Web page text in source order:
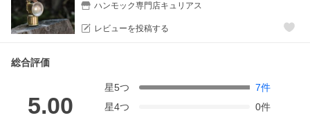
ハンモック専門店キュリアス
レビューを投稿する
総合評価
5.00
星5つ 7件
星4つ 0件